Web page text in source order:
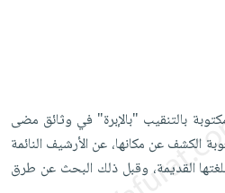
بالتنقيب "بالإبرة" في وثائق مضى
الكشف عن مكانها، عن الأرشيف النائمة
القديمة، وقبل ذلك البحث عن طرق